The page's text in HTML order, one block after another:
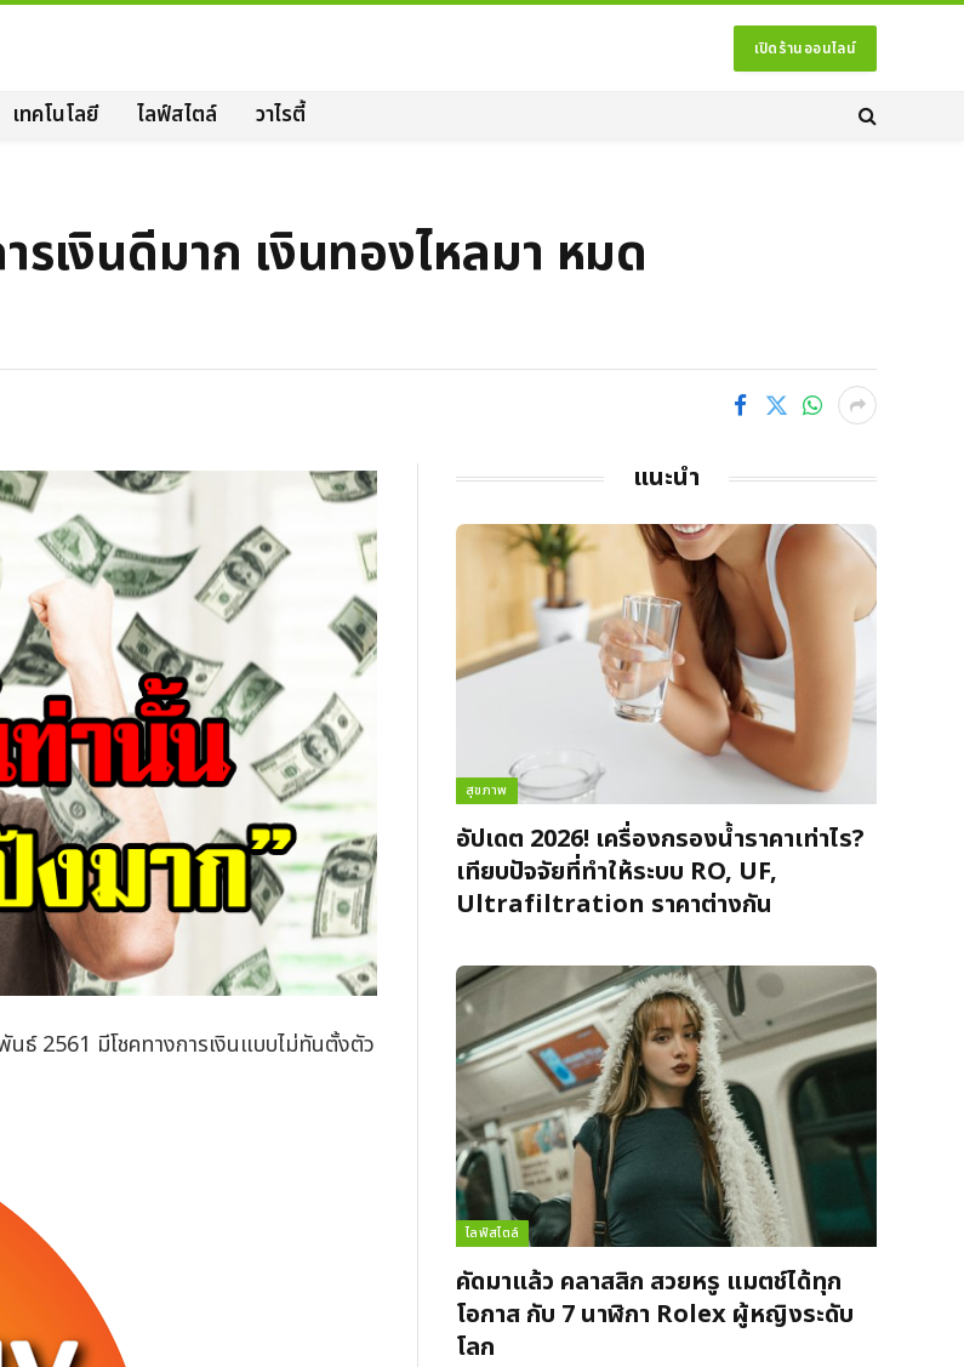
เปิดร้านออนไลน์
เทคโนโลยี ไลฟ์สไตล์ วาไรตี้
เงินดีมาก เงินทองไหลมา หมด
นธ์ 2561 มีโชคทางการเงินแบบไม่ทันตั้งตัว
แนะนำ
สุขภาพ
อัปเดต 2026! เครื่องกรองน้ำราคาเท่าไร?
เทียบปัจจัยที่ทำให้ระบบ RO, UF,
Ultrafiltration ราคาต่างกัน
ไลฟ์สไตล์
คัดมาแล้ว คลาสสิก สวยหรู แมตช์ได้ทุก
โอกาส กับ 7 นาฬิกา Rolex ผู้หญิงระดับ
โลก